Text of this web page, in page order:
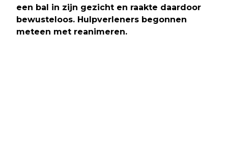
een bal in zijn gezicht en raakte daardoor
bewusteloos. Hulpverleners begonnen
meteen met reanimeren.